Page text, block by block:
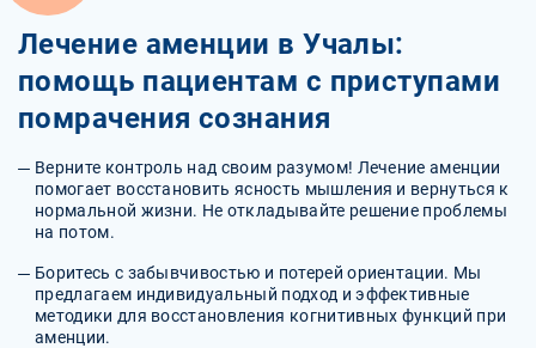
Лечение аменции в Учалы:
помощь пациентам с приступами
помрачения сознания
Верните контроль над своим разумом! Лечение аменции
помогает восстановить ясность мышления и вернуться к
нормальной жизни. Не откладывайте решение проблемы
на потом.
Боритесь с забывчивостью и потерей ориентации. Мы
предлагаем индивидуальный подход и эффективные
методики для восстановления когнитивных функций при
аменции.